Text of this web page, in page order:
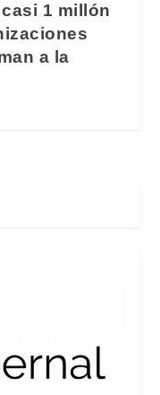
1 millón
a la